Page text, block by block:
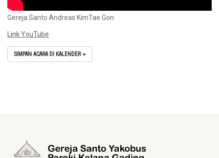
Gereja Santo Andreas KimTae Gon
Link YouTube
SIMPAN ACARA DI KALENDER